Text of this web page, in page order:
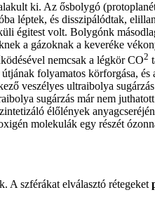
ki. Az ősbolygó
léptek, és disszipálódtak,
égitest volt. Bolygónk
a gázoknak a keveréke
nemcsak a légkör CO2
folyamatos körforgása,
veszélyes ultraibolya
sugárzás már nem
élőlények
molekulák egy részét
A szférákat elválasztó rétegeket